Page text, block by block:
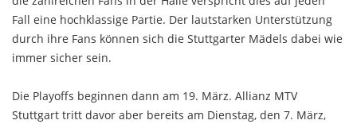
Fall eine hochklassige Partie. Der lautstarken Unterstützung
durch ihre Fans können sich die Stuttgarter Mädels dabei wie
immer sicher sein.
Die Playoffs beginnen dann am 19. März. Allianz MTV
Stuttgart tritt davor aber bereits am Dienstag, den 7. März,